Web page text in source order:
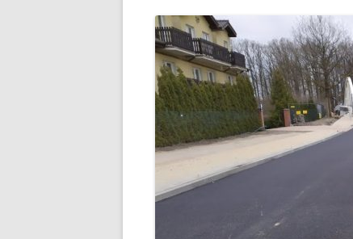
PLAN ODNOWY
WYKAZ
ZAKŁAD USŁUG
SCHRONISKO W